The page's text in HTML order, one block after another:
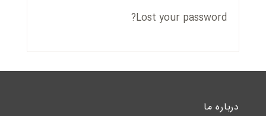
Lost your password?
درباره ما